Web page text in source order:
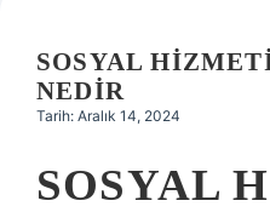
Hakkımızda
SOSYAL
NEDIR
Tarih: Aralık 14, 2024
SOSYAL